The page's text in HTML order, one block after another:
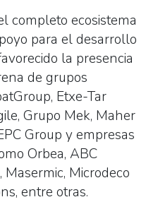
completo ecosistema
para el desarrollo
la presencia
de grupos
Etxe-Tar
Grupo Mek, Maher
Group y empresas
Orbea, ABC
Masermic, Microdeco
entre otras.